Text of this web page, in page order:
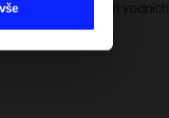
pokožku v létě a při vodních